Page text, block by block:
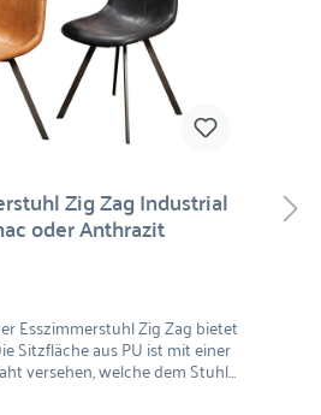
Zig Zag Industrial
oder Anthrazit
Esszimmerstuhl Zig Zag bietet
Sitzfläche aus PU ist mit einer
versehen, welche dem Stuhl